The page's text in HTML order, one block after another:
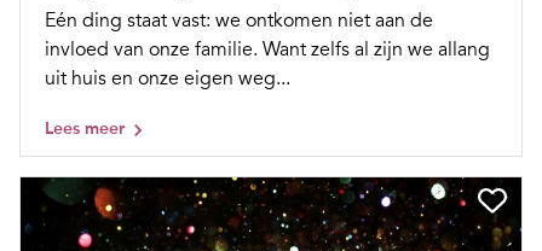
Eén ding staat vast: we ontkomen niet aan de
invloed van onze familie. Want zelfs al zijn we allang
uit huis en onze eigen weg...
Lees meer